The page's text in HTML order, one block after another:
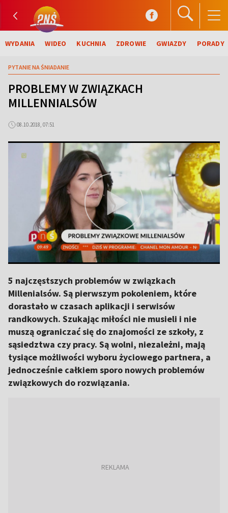
WYDANIA WIDEO KUCHNIA ZDROWIE GWIAZDY PORADY
PYTANIE NA ŚNIADANIE
PROBLEMY W ZWIĄZKACH
MILLENNIALSÓW
08.10.2018, 07:51
5 najczęstszych problemów w związkach
Millenialsów. Są pierwszym pokoleniem, które
dorastało w czasach aplikacji i serwisów
randkowych. Szukając miłości nie musieli i nie
muszą ograniczać się do znajomości ze szkoły, z
sąsiedztwa czy pracy. Są wolni, niezależni, mają
tysiące możliwości wyboru życiowego partnera, a
jednocześnie całkiem sporo nowych problemów
związkowych do rozwiązania.